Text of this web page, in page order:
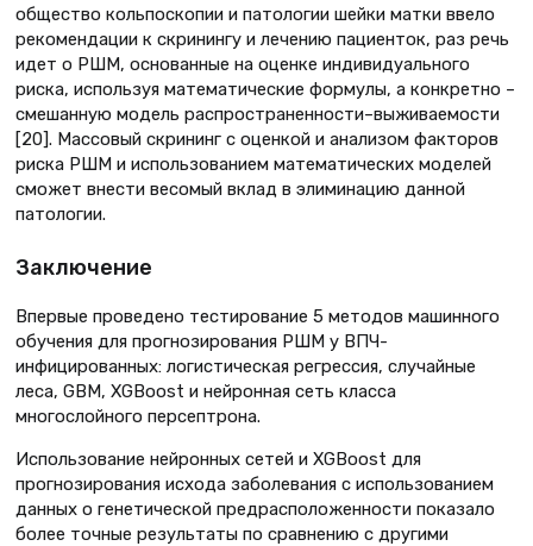
общество кольпоскопии и патологии шейки матки ввело
рекомендации к скринингу и лечению пациенток, раз речь
идет о РШМ, основанные на оценке индивидуального
риска, используя математические формулы, а конкретно –
смешанную модель распространенности–выживаемости
[20]. Массовый скрининг с оценкой и анализом факторов
риска РШМ и использованием математических моделей
сможет внести весомый вклад в элиминацию данной
патологии.
Заключение
Впервые проведено тестирование 5 методов машинного
обучения для прогнозирования РШМ у ВПЧ-
инфицированных: логистическая регрессия, случайные
леса, GBM, XGBoost и нейронная сеть класса
многослойного персептрона.
Использование нейронных сетей и XGBoost для
прогнозирования исхода заболевания с использованием
данных о генетической предрасположенности показало
более точные результаты по сравнению с другими